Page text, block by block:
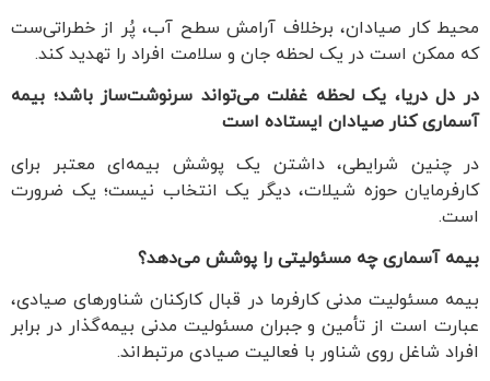
محیط کار صیادان، برخلاف آرامش سطح آب، پُر از خطراتی‌ست
که ممکن است در یک لحظه جان و سلامت افراد را تهدید کند.
در دل دریا، یک لحظه غفلت می‌تواند سرنوشت‌ساز باشد؛ بیمه
آسماری کنار صیادان ایستاده است
در چنین شرایطی، داشتن یک پوشش بیمه‌ای معتبر برای
کارفرمایان حوزه شیلات، دیگر یک انتخاب نیست؛ یک ضرورت
است.
بیمه آسماری چه مسئولیتی را پوشش می‌دهد؟
بیمه مسئولیت مدنی کارفرما در قبال کارکنان شناورهای صیادی،
عبارت است از تأمین و جبران مسئولیت مدنی بیمه‌گذار در برابر
افراد شاغل روی شناور با فعالیت صیادی مرتبط‌اند.